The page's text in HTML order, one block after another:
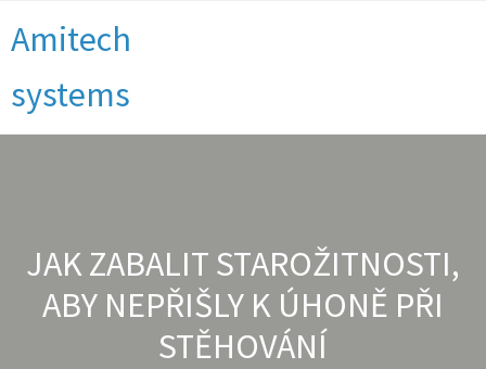
Amitech
systems
JAK ZABALIT STAROŽITNOSTI,
ABY NEPŘIŠLY K ÚHONĚ PŘI
STĚHOVÁNÍ